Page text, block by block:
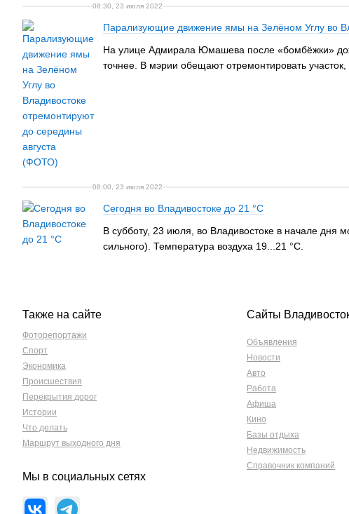
08:30, 23 июля 2022
Парализующие движение ямы на Зелёном Углу во
​​​​​​​На улице Адмирала Юмашева после «бомбёжки»
точнее. В мэрии обещают отремонтировать участок,
08:00, 23 июля 2022
Сегодня во Владивостоке до 21 °C
В субботу, 23 июля, во Владивостоке в начале
сильного). Температура воздуха 19...21 °C.
Также на сайте
Фоторепортажи
Спорт
Экономика
Происшествия
Перекрытия дорог
Истории
Что делать
Маршрут выходного дня
Мы в социальных сетях
Сайты
Объявления
Новости
Авто
Работа
Афиша
Кино
Базы отдыха
Недвижимость
Справочник компаний